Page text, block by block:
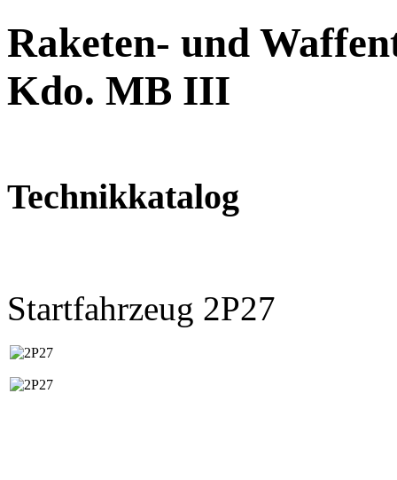
Raketen- und
Kdo. MB III
Technikkatalog
Startfahrzeug 2P27